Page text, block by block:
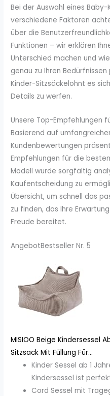
Bei der Auswahl eines
verschiedene Faktoren
über die
Funktionen – wir erklären
Unterschied machen und
genau zu Ihren
Kinder-Sitzsäckelohnt es
Details zu werfen.
Unsere Top-Empfehlungen
Basierend auf
Kundenbewertungen
Empfehlungen für die
Modell wurde sorgfältig
Kaufentscheidung zu
Übersicht, um schnell das
zu finden, das Ihre
Freude bereitet.
AngebotBestseller Nr. 5
MISIOO Beige Kindersessel
Sitzsack Mit Füllung Für...
Kinder Sessel ab 1
Kindersessel ist
Cord Sessel mit